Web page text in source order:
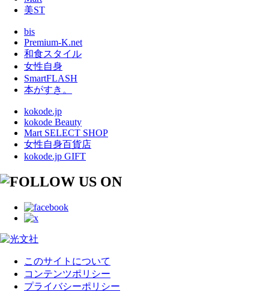
美ST
bis
Premium-K.net
和食スタイル
女性自身
SmartFLASH
本がすき。
kokode.jp
kokode Beauty
Mart SELECT SHOP
女性自身百貨店
kokode.jp GIFT
このサイトについて
コンテンツポリシー
プライバシーポリシー